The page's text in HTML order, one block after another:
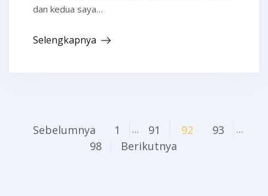
dan kedua saya…
Selengkapnya
Navigasi
Sebelumnya 1 … 91 92 93 …
98 Berikutnya